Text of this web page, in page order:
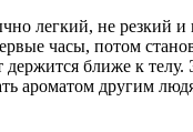
легкий, не резкий и
часы, потом
ближе к телу.
ароматом другим